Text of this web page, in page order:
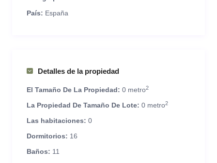
País: España
Detalles de la propiedad
El Tamaño De La Propiedad: 0 metro2
La Propiedad De Tamaño De Lote: 0 metro2
Las habitaciones: 0
Dormitorios: 16
Baños: 11